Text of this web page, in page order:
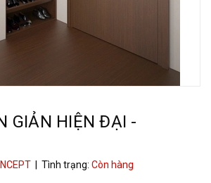
GIẢN HIỆN ĐẠI -
| Tình trạng: Còn hàng